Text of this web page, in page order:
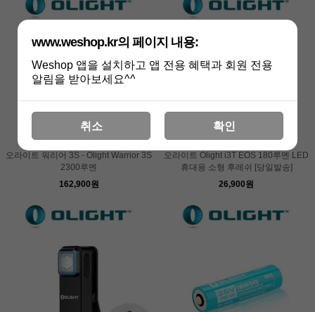
오라이트 워리어 3S - Olight Warrior 3S
2300루멘
162,900원
오라이트 Olight i3T EOS 180루멘 LED
휴대용 소형 후레쉬 [당일발송]
26,900원
www.weshop.kr의 페이지 내용:
Weshop 앱을 설치하고 앱 전용 혜택과 회원 전용
알림을 받아보세요^^
취소 확인